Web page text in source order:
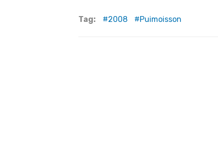
Tag: 2008 Puimoisson